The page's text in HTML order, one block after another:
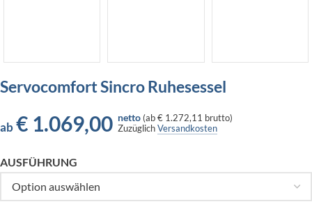
Servocomfort Sincro Ruhesessel
ab € 1.069,00 netto (ab€ 1.272,11 brutto)
ZuzüglichVersandkosten
AUSFÜHRUNG